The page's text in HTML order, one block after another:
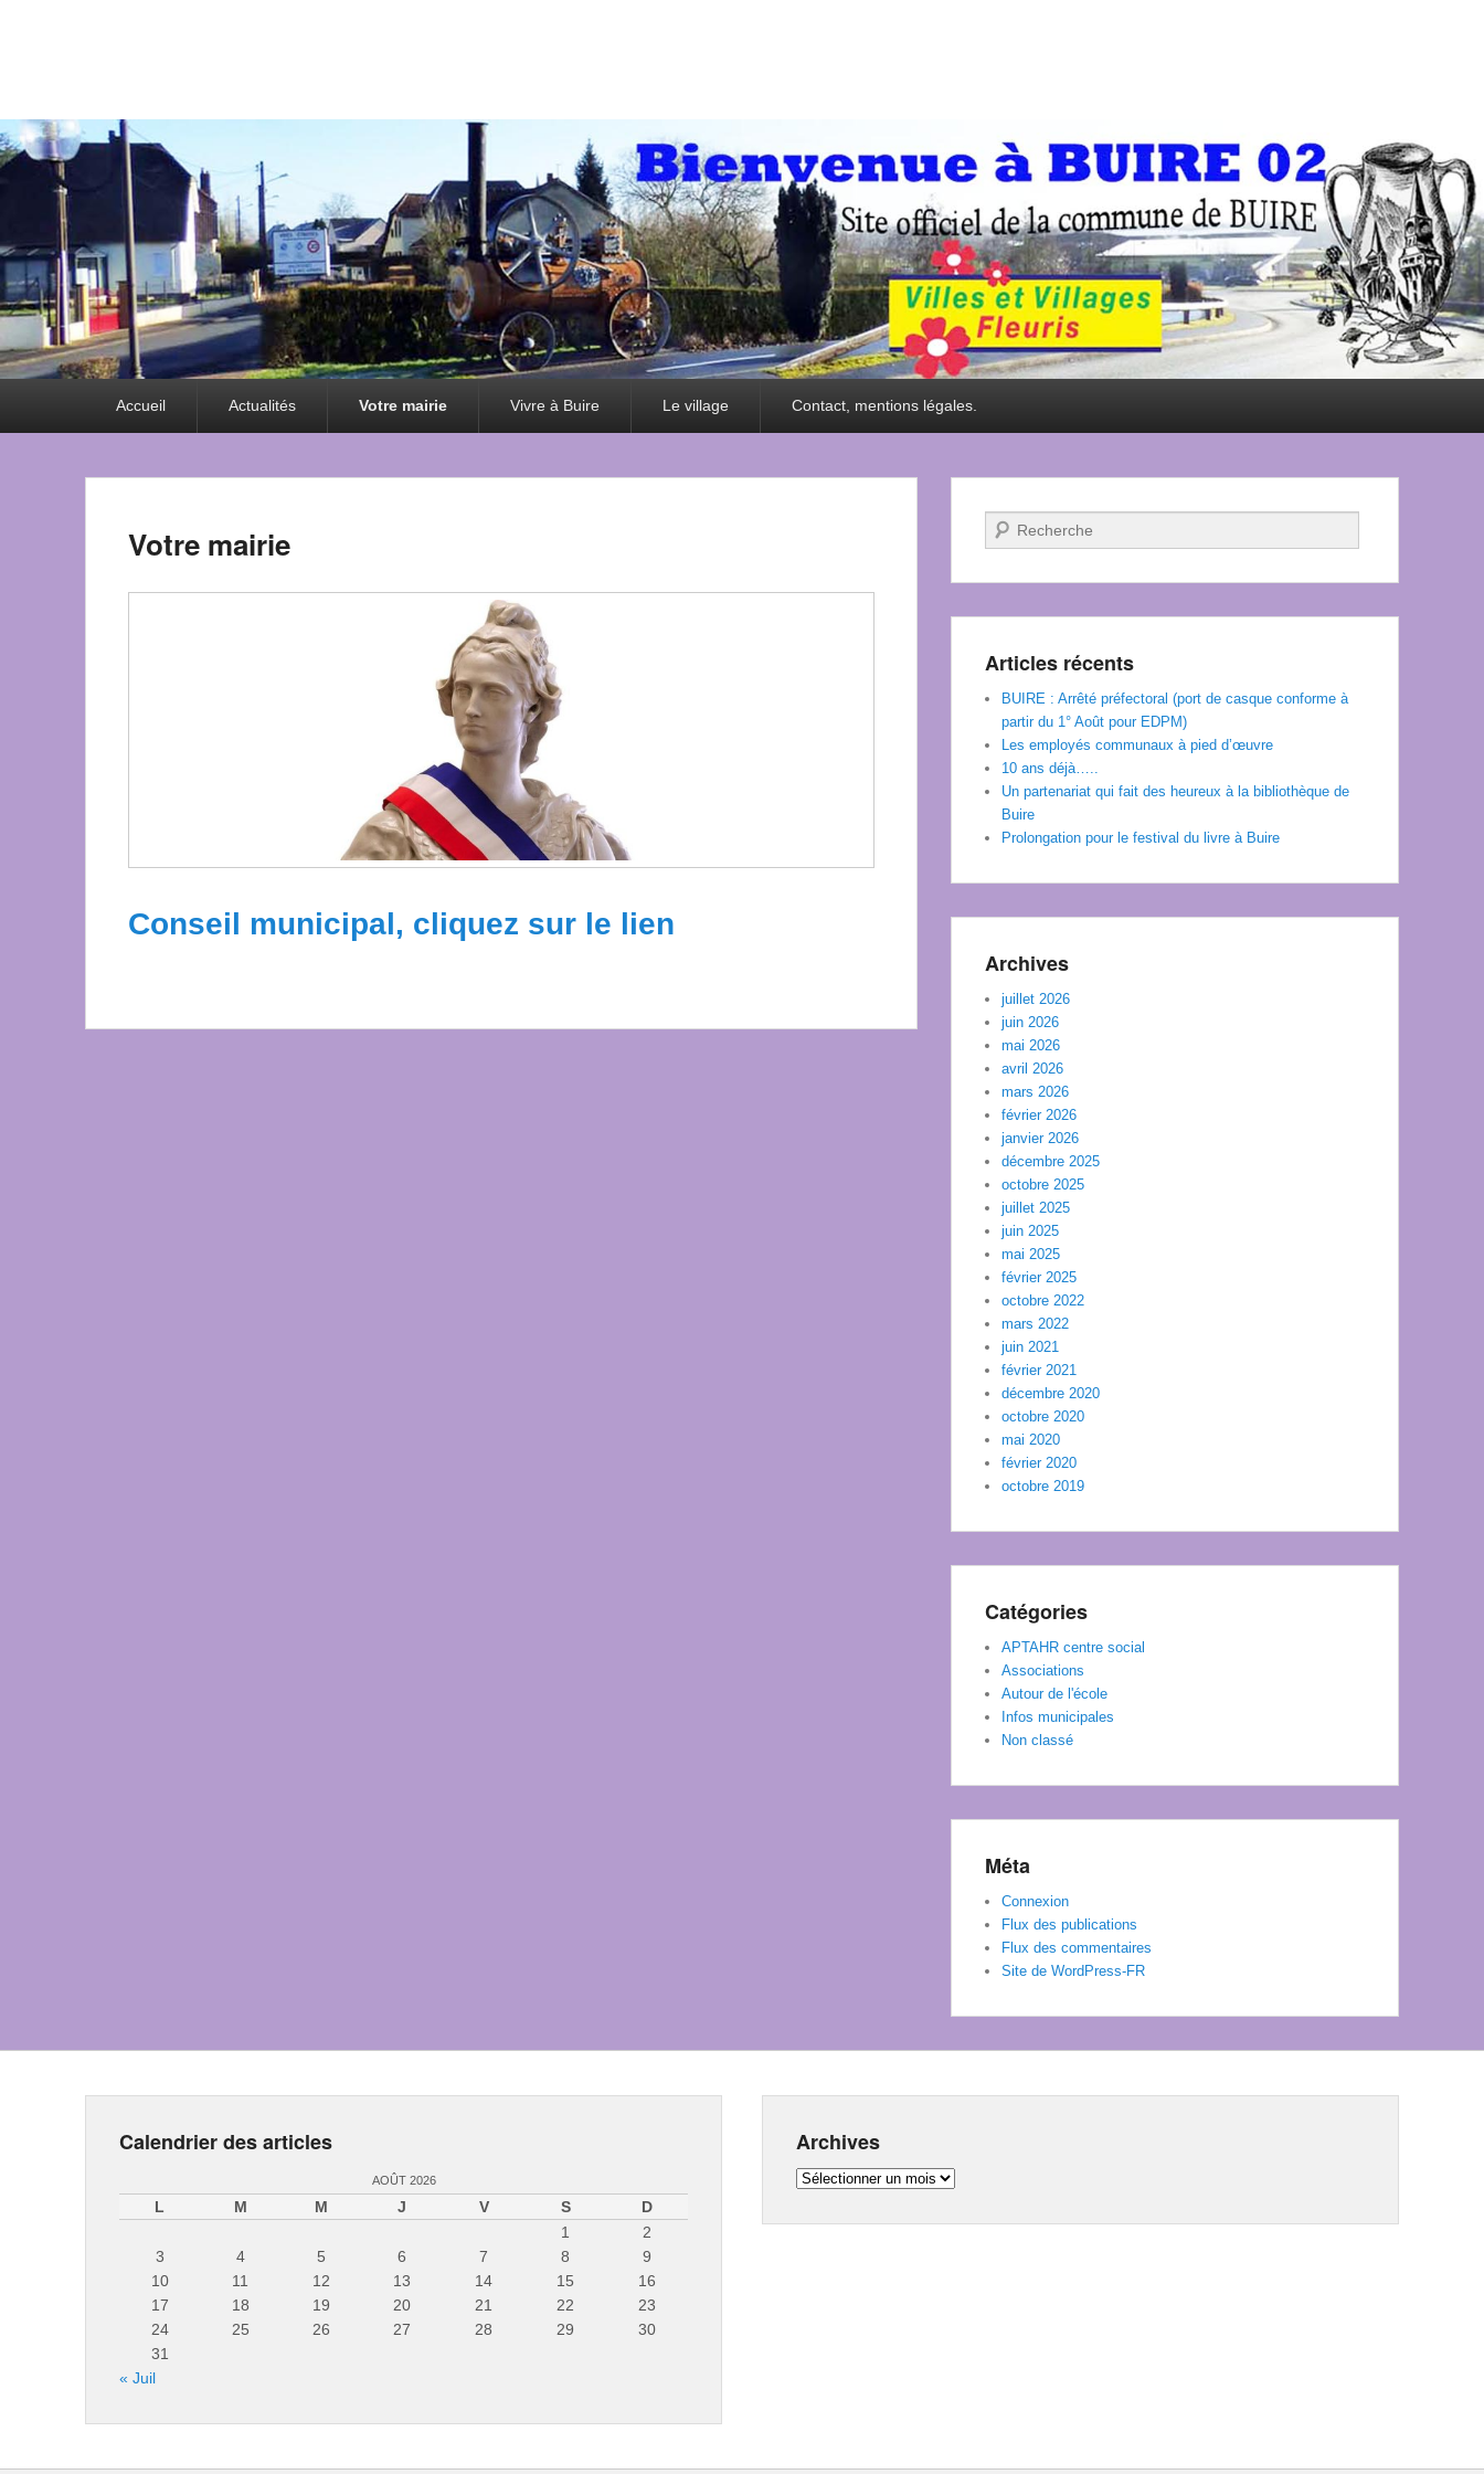
Accueil Actualités Votre mairie Vivre à Buire Le village Contact, mentions légales.
Votre mairie
Conseil municipal, cliquez sur le lien
Recherche
Articles récents
BUIRE : Arrêté préfectoral (port de casque conforme à
partir du 1° Août pour EDPM)
Les employés communaux à pied d’œuvre
10 ans déjà…..
Un partenariat qui fait des heureux à la bibliothèque de
Buire
Prolongation pour le festival du livre à Buire
Archives
juillet 2026
juin 2026
mai 2026
avril 2026
mars 2026
février 2026
janvier 2026
décembre 2025
octobre 2025
juillet 2025
juin 2025
mai 2025
février 2025
octobre 2022
mars 2022
juin 2021
février 2021
décembre 2020
octobre 2020
mai 2020
février 2020
octobre 2019
Catégories
APTAHR centre social
Associations
Autour de l'école
Infos municipales
Non classé
Méta
Connexion
Flux des publications
Flux des commentaires
Site de WordPress-FR
Calendrier des articles
AOÛT 2026
L M M J V S
D
1
2
3
4 5 6 7 8
9
10
11 12 13 14 15
16
17
18 19 20 21 22
23
24
25 26 27 28 29
30
31
« Juil
Archives
Archives